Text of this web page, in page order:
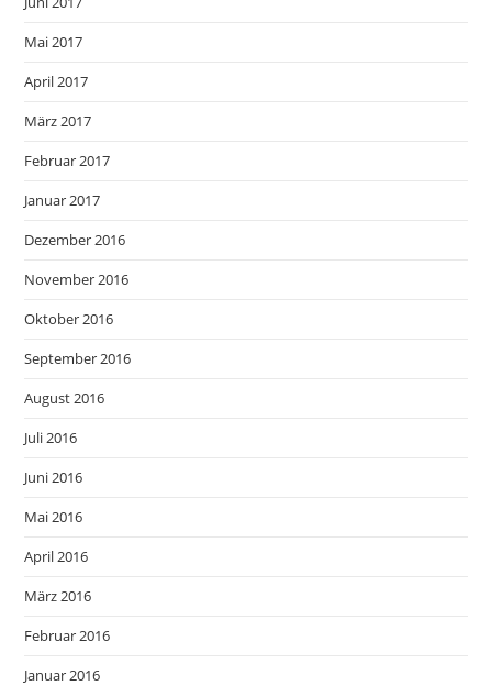
Mai 2017
April 2017
März 2017
Februar 2017
Januar 2017
Dezember 2016
November 2016
Oktober 2016
September 2016
August 2016
Juli 2016
Juni 2016
Mai 2016
April 2016
März 2016
Februar 2016
Januar 2016